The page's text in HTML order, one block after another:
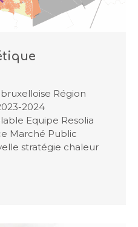
Région
2024
Equipe Resolia
Marché Public
stratégie chaleur